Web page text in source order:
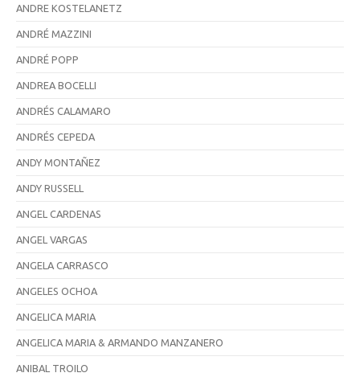
ANDRE KOSTELANETZ
ANDRÉ MAZZINI
ANDRÉ POPP
ANDREA BOCELLI
ANDRÉS CALAMARO
ANDRÉS CEPEDA
ANDY MONTAÑEZ
ANDY RUSSELL
ANGEL CARDENAS
ANGEL VARGAS
ANGELA CARRASCO
ANGELES OCHOA
ANGELICA MARIA
ANGELICA MARIA & ARMANDO MANZANERO
ANIBAL TROILO